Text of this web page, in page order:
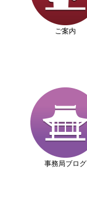
ご案内
事務局ブログ